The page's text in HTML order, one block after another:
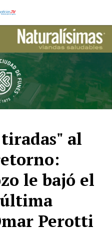
al
le bajó el
Perotti